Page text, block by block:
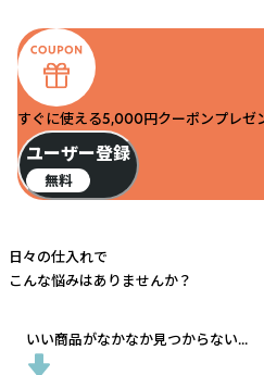
すぐに使える5,000円クーポンプレゼ
ユーザー登録
無料
日々の仕入れで
こんな悩みはありませんか？
いい商品がなかなか見つからない...